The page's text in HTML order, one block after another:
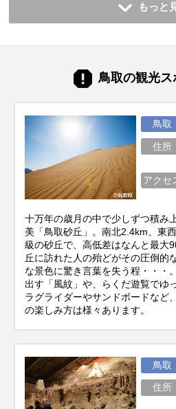
もっと
鳥取の観光ス
鳥取
住所
アクセ
十万年の歳月の中で少しずつ積み
美「鳥取砂丘」。南北2.4km、東
級の砂丘で、高低差はなんと最大
丘に訪れた人の殆どがその圧倒的
な景色に驚き言葉を失う程・・・
出す「風紋」や、らくだ遊覧でゆ
ラグライダーやサンドボードなど
の楽しみ方は様々あります。
鳥取
住所